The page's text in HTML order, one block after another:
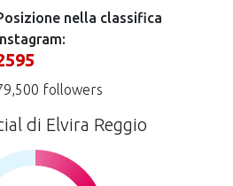
nella classifica
followers
di Elvira Reggio